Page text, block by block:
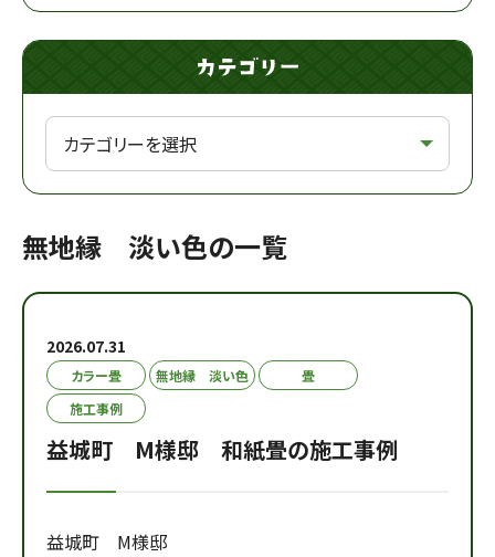
無地縁 淡い色の一覧
2026.07.31
カラー畳 無地縁 淡い色
畳
施工事例
益城町 M様邸 和紙畳の施工事例
益城町 M様邸